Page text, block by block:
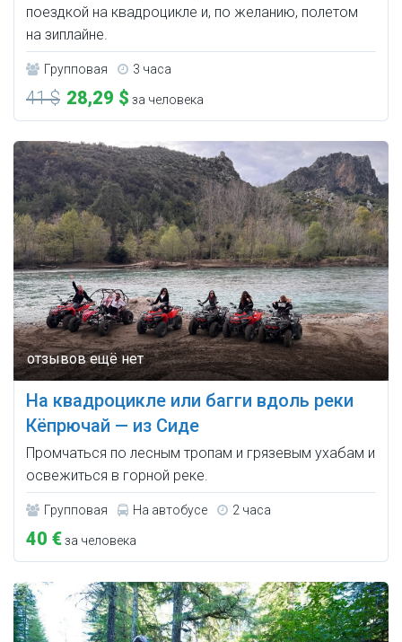
поездкой на квадроцикле и, по желанию, полетом
на зиплайне.
Групповая 3 часа
41 $ 28,29 $ за человека
На квадроцикле или багги вдоль реки
Кёпрючай — из Сиде
Промчаться по лесным тропам и грязевым ухабам и
освежиться в горной реке.
Групповая На автобусе 2 часа
40 €за человека